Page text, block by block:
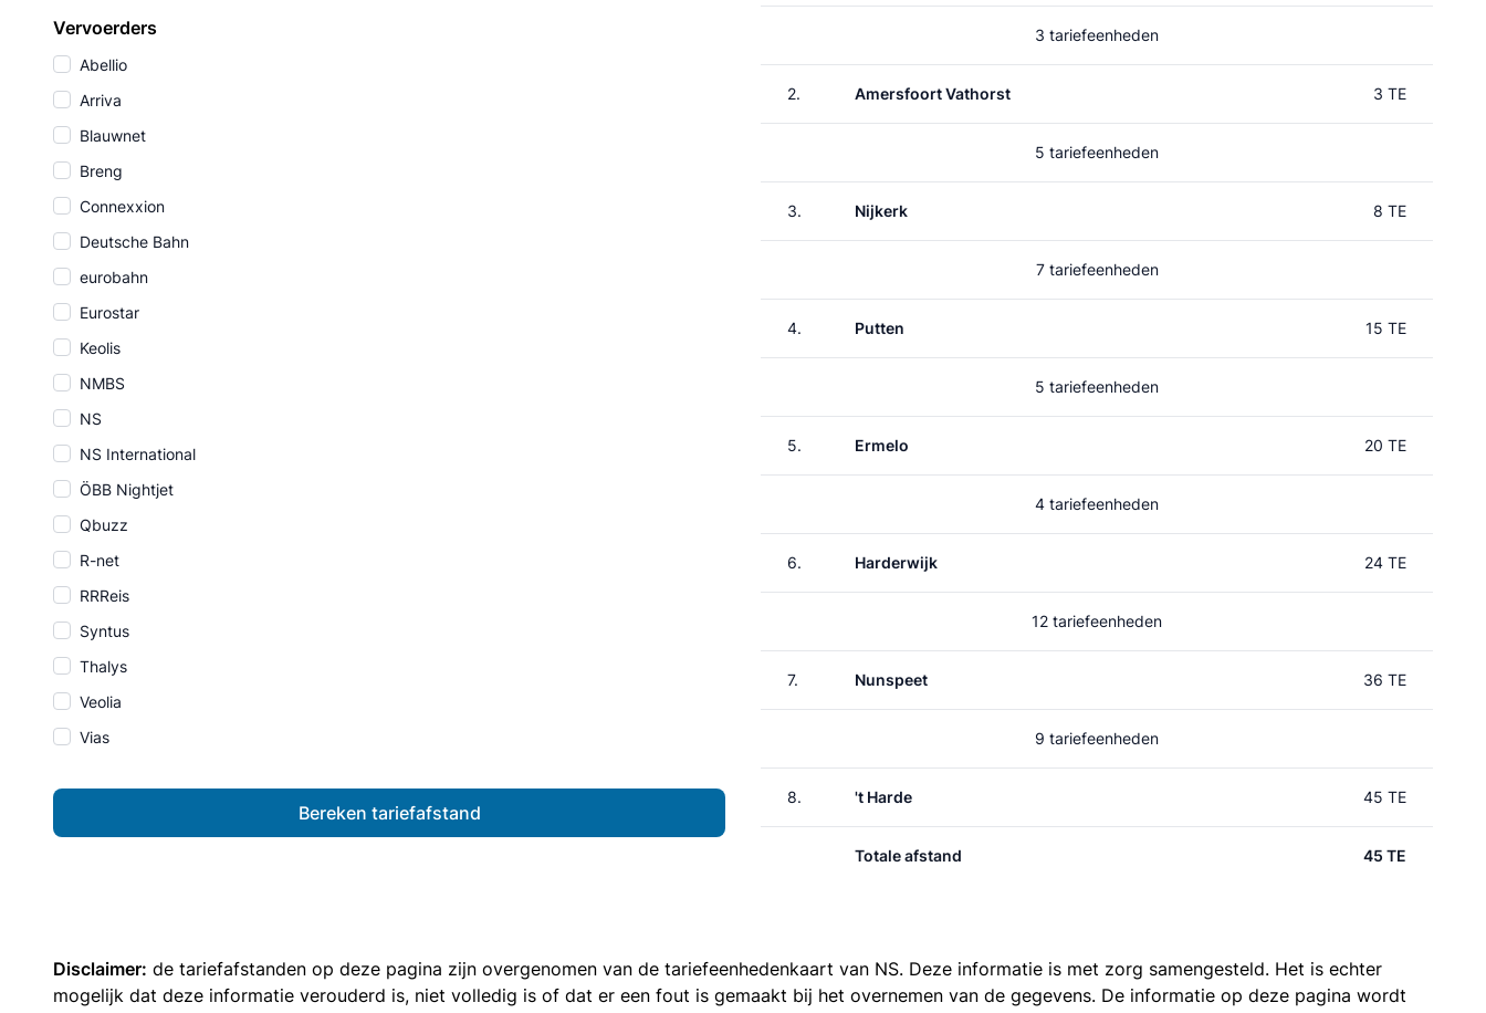
Vervoerders
Abellio
Arriva
Blauwnet
Breng
Connexxion
Deutsche Bahn
eurobahn
Eurostar
Keolis
NMBS
NS
NS International
ÖBB Nightjet
Qbuzz
R-net
RRReis
Syntus
Thalys
Veolia
Vias
Bereken tariefafstand
3 tariefeenheden
2. Amersfoort Vathorst 3 TE
5 tariefeenheden
3. Nijkerk 8 TE
7 tariefeenheden
4. Putten 15 TE
5 tariefeenheden
5. Ermelo 20 TE
4 tariefeenheden
6. Harderwijk 24 TE
12 tariefeenheden
7. Nunspeet 36 TE
9 tariefeenheden
8. 't Harde 45 TE
Totale afstand 45 TE
Disclaimer: de tariefafstanden op deze pagina zijn overgenomen van de tariefeenhedenkaart van NS. Deze informatie is met zorg samengesteld. Het is echter
mogelijk dat deze informatie verouderd is, niet volledig is of dat er een fout is gemaakt bij het overnemen van de gegevens. De informatie op deze pagina wordt